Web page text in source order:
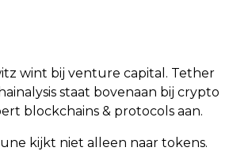
wint bij venture capital. Tether
staat bovenaan bij crypto
blockchains & protocols aan.
kijkt niet alleen naar tokens.